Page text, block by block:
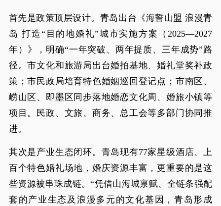
首先是政策顶层设计。青岛出台《海誓山盟 浪漫青
岛 打造“目的地婚礼”城市实施方案（2025—2027
年）》，明确“一年突破、两年提质、三年成势”路
径。市文化和旅游局出台婚拍基地、婚礼堂奖补政
策；市民政局培育特色婚姻巡回登记点；市南区、
崂山区、即墨区同步落地婚恋文化周、婚旅小镇等
项目。民政、文旅、商务、总工会等多部门协同推
进。
其次是产业生态闭环。青岛现有77家星级酒店、上
百个特色婚礼场地，婚庆资源丰富，更重要的是这
些资源被串珠成链。“凭借山海城禀赋、全链条强配
套的产业生态及浪漫多元的文化基因，青岛形成